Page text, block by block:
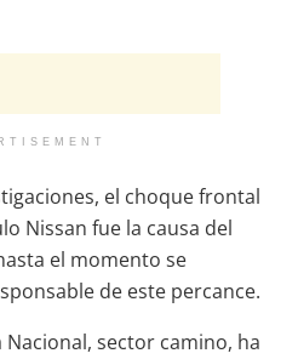
el choque frontal
Nissan fue la causa del
el momento se
de este percance.
sector camino, ha